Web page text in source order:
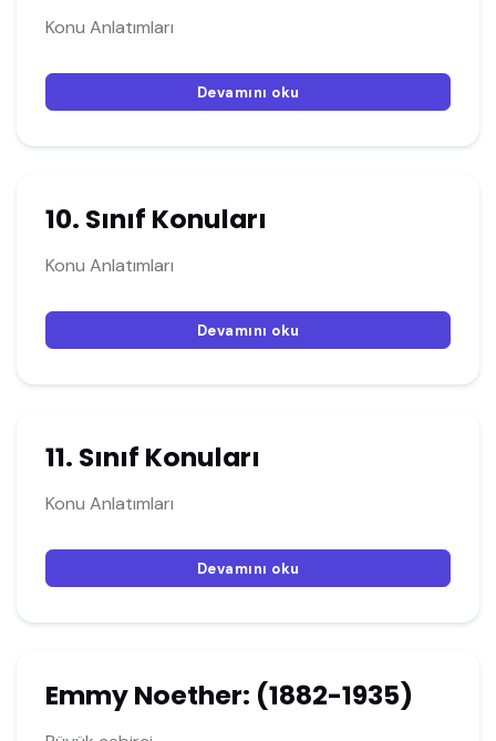
Konu Anlatımları
Devamını oku
10. Sınıf Konuları
Konu Anlatımları
Devamını oku
11. Sınıf Konuları
Konu Anlatımları
Devamını oku
Emmy Noether: (1882-1935)